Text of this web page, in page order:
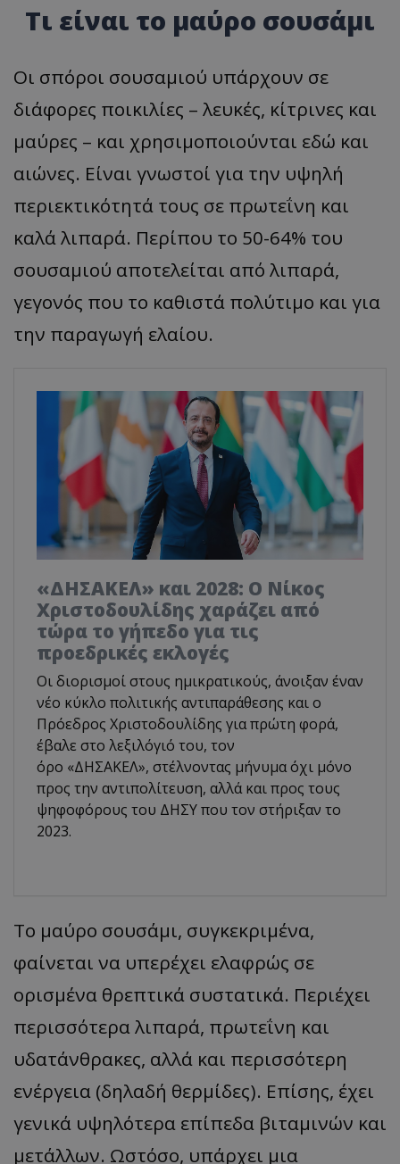
Τι είναι το μαύρο σουσάμι
Οι σπόροι σουσαμιού υπάρχουν σε
διάφορες ποικιλίες – λευκές, κίτρινες και
μαύρες – και χρησιμοποιούνται εδώ και
αιώνες. Είναι γνωστοί για την υψηλή
περιεκτικότητά τους σε πρωτεΐνη και
καλά λιπαρά. Περίπου το 50-64% του
σουσαμιού αποτελείται από λιπαρά,
γεγονός που το καθιστά πολύτιμο και για
την παραγωγή ελαίου.
«ΔΗΣΑΚΕΛ» και 2028: Ο Νίκος
Χριστοδουλίδης χαράζει από
τώρα το γήπεδο για τις
προεδρικές εκλογές
Οι διορισμοί στους ημικρατικούς, άνοιξαν έναν
νέο κύκλο πολιτικής αντιπαράθεσης και ο
Πρόεδρος Χριστοδουλίδης για πρώτη φορά,
έβαλε στο λεξιλόγιό του, τον
όρο «ΔΗΣΑΚΕΛ», στέλνοντας μήνυμα όχι μόνο
προς την αντιπολίτευση, αλλά και προς τους
ψηφοφόρους του ΔΗΣΥ που τον στήριξαν το
2023.
Το μαύρο σουσάμι, συγκεκριμένα,
φαίνεται να υπερέχει ελαφρώς σε
ορισμένα θρεπτικά συστατικά. Περιέχει
περισσότερα λιπαρά, πρωτεΐνη και
υδατάνθρακες, αλλά και περισσότερη
ενέργεια (δηλαδή θερμίδες). Επίσης, έχει
γενικά υψηλότερα επίπεδα βιταμινών και
μετάλλων. Ωστόσο, υπάρχει μια